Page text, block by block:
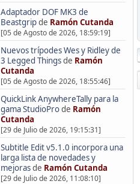
Adaptador DOF MK3 de
Beastgripde Ramón Cutanda
[05 de Agosto de 2026, 18:59:19]
Nuevos trípodes Wes y Ridley de
3 Legged Thingsde Ramón
Cutanda
[05 de Agosto de 2026, 18:55:46]
QuickLink AnywhereTally para la
gama StudioProde Ramón
Cutanda
[29 de Julio de 2026, 19:15:31]
Subtitle Edit v5.1.0 incorpora una
larga lista de novedades y
mejorasde Ramón Cutanda
[29 de Julio de 2026, 11:08:10]